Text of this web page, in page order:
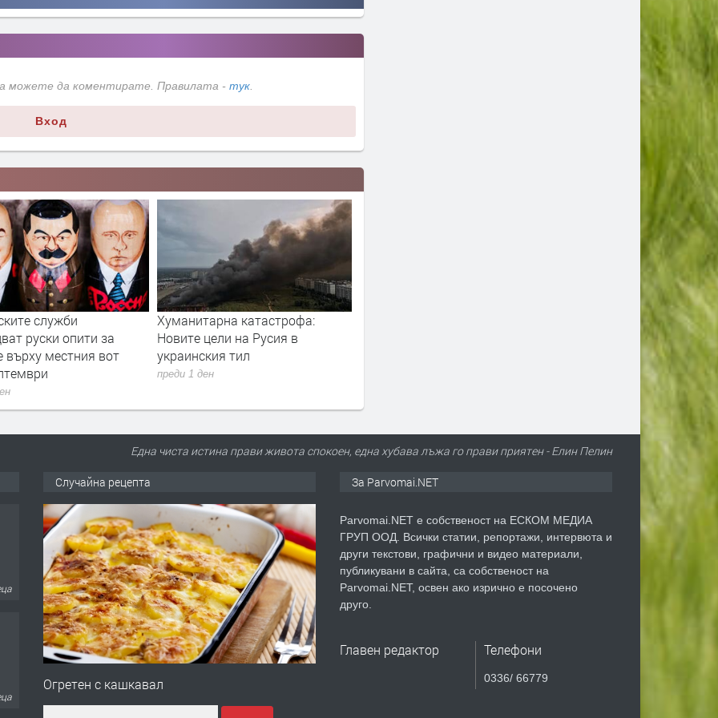
можете да коментирате. Правилата - тук.
Вход
служби
руски опити за
върху местния вот
Хуманитарна катастрофа:
Новите цели на Русия в
украинския тил
преди 1 ден
Сеута след трагедията:
виновен – Испания,
трафикантите?
Една чиста истина прави живота спокоен, една хубава лъжа го прави приятен - Елин Пелин
Случайна рецепта
Огретен с кашкавал
За Parvomai.NET
Parvomai.NET е собственост на ЕСКОМ МЕДИА
ГРУП ООД. Всички статии, репортажи, интервюта и
други текстови, графични и видео материали,
публикувани в сайта, са собственост на
Parvomai.NET, освен ако изрично е посочено
друго.
Главен редактор Телефони
0336/ 66779